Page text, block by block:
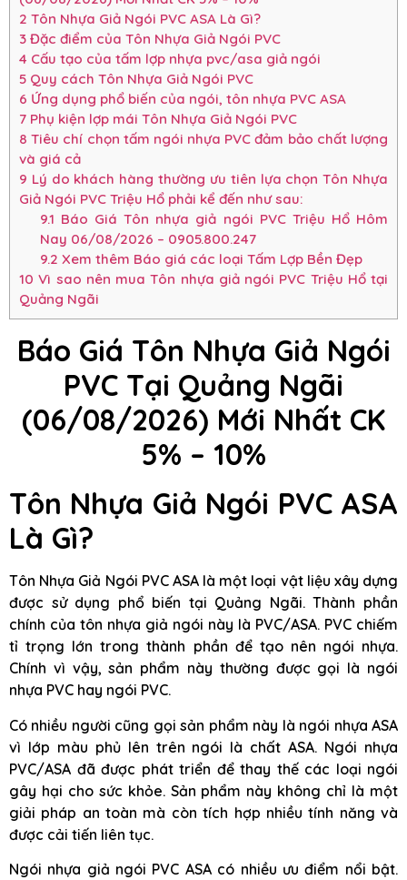
2 Tôn Nhựa Giả Ngói PVC ASA Là Gì?
3 Đặc điểm của Tôn Nhựa Giả Ngói PVC
4 Cấu tạo của tấm lợp nhựa pvc/asa giả ngói
5 Quy cách Tôn Nhựa Giả Ngói PVC
6 Ứng dụng phổ biến của ngói, tôn nhựa PVC ASA
7 Phụ kiện lợp mái Tôn Nhựa Giả Ngói PVC
8 Tiêu chí chọn tấm ngói nhựa PVC đảm bảo chất lượng
và giá cả
9 Lý do khách hàng thường ưu tiên lựa chọn Tôn Nhựa
Giả Ngói PVC Triệu Hổ phải kể đến như sau:
9.1 Báo Giá Tôn nhựa giả ngói PVC Triệu Hổ Hôm
Nay 06/08/2026 – 0905.800.247
9.2 Xem thêm Báo giá các loại Tấm Lợp Bền Đẹp
10 Vì sao nên mua Tôn nhựa giả ngói PVC Triệu Hổ tại
Quảng Ngãi
Báo Giá Tôn Nhựa Giả Ngói
PVC Tại Quảng Ngãi
(06/08/2026) Mới Nhất CK
5% – 10%
Tôn Nhựa Giả Ngói PVC ASA
Là Gì?
Tôn Nhựa Giả Ngói PVC ASA là một loại vật liệu xây dựng
được sử dụng phổ biến tại Quảng Ngãi. Thành phần
chính của tôn nhựa giả ngói này là PVC/ASA. PVC chiếm
tỉ trọng lớn trong thành phần để tạo nên ngói nhựa.
Chính vì vậy, sản phẩm này thường được gọi là ngói
nhựa PVC hay ngói PVC.
Có nhiều người cũng gọi sản phẩm này là ngói nhựa ASA
vì lớp màu phủ lên trên ngói là chất ASA. Ngói nhựa
PVC/ASA đã được phát triển để thay thế các loại ngói
gây hại cho sức khỏe. Sản phẩm này không chỉ là một
giải pháp an toàn mà còn tích hợp nhiều tính năng và
được cải tiến liên tục.
Ngói nhựa giả ngói PVC ASA có nhiều ưu điểm nổi bật.